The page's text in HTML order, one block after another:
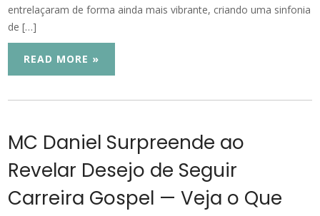
entrelaçaram de forma ainda mais vibrante, criando uma sinfonia
de […]
READ MORE »
MC Daniel Surpreende ao
Revelar Desejo de Seguir
Carreira Gospel — Veja o Que